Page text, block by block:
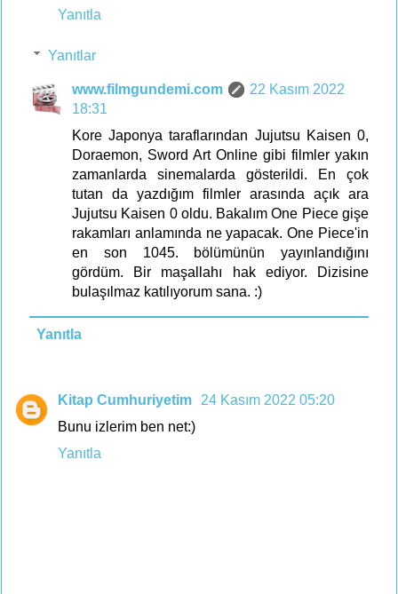
Yanıtla
Yanıtlar
www.filmgundemi.com
22 Kasım 2022
18:31
Kore Japonya taraflarından Jujutsu Kaisen 0,
Doraemon, Sword Art Online gibi filmler yakın
zamanlarda sinemalarda gösterildi. En çok
tutan da yazdığım filmler arasında açık ara
Jujutsu Kaisen 0 oldu. Bakalım One Piece gişe
rakamları anlamında ne yapacak. One Piece'in
en son 1045. bölümünün yayınlandığını
gördüm. Bir maşallahı hak ediyor. Dizisine
bulaşılmaz katılıyorum sana. :)
Yanıtla
Kitap Cumhuriyetim
24 Kasım 2022 05:20
Bunu izlerim ben net:)
Yanıtla